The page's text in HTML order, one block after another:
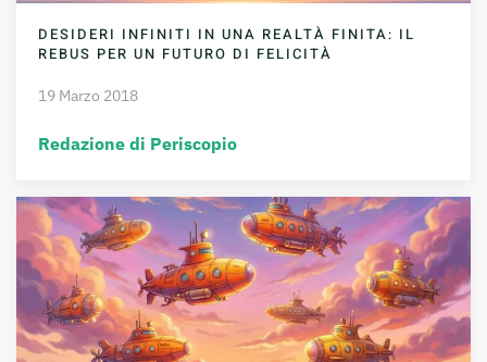
DESIDERI INFINITI IN UNA REALTÀ FINITA: IL
REBUS PER UN FUTURO DI FELICITÀ
19 Marzo 2018
Redazione di Periscopio